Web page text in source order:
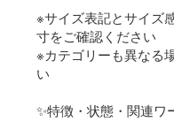
※サイズ表記とサイズ
寸をご確認ください
※カテゴリーも異なる
い
✨特徴・状態・関連ワ